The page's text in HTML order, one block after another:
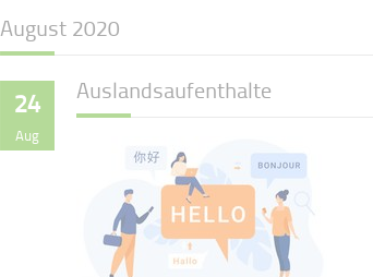
August 2020
24
Aug
Auslandsaufenthalte